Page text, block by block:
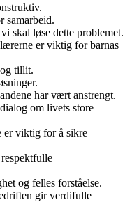
samarbeid.
skal løse dette problemet.
er viktig for barnas
tillit.
har vært anstrengt.
om livets store
er viktig for å sikre
og felles forståelse.
gir verdifulle